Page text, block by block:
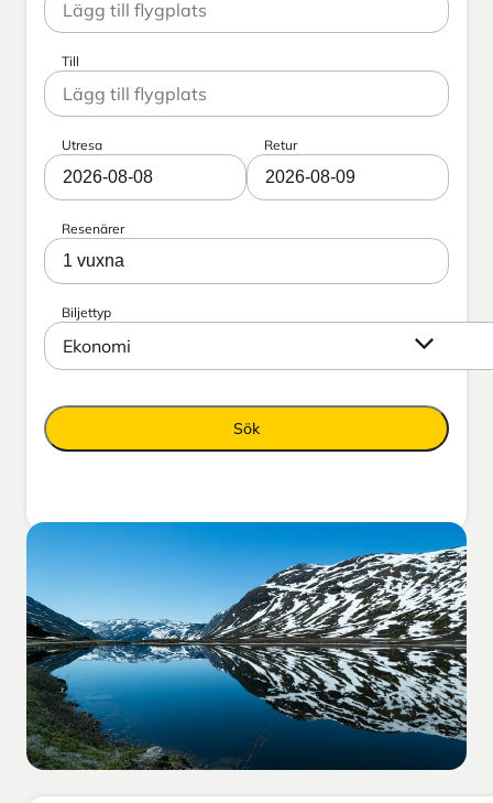
Till
Utresa
2026-08-08
Retur
2026-08-09
Resenärer
1 vuxna
Biljettyp
Ekonomi
Sök